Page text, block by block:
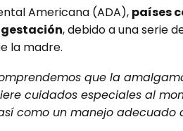
Americana (ADA), países
, debido a una serie
la madre.
que la
cuidados especiales al
como un manejo